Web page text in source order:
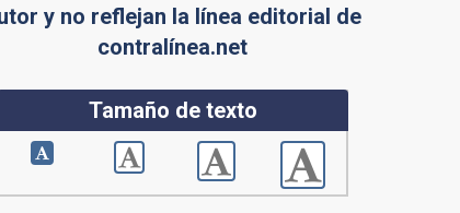
y no reflejan la línea editorial de
contralínea.net
Tamaño de texto